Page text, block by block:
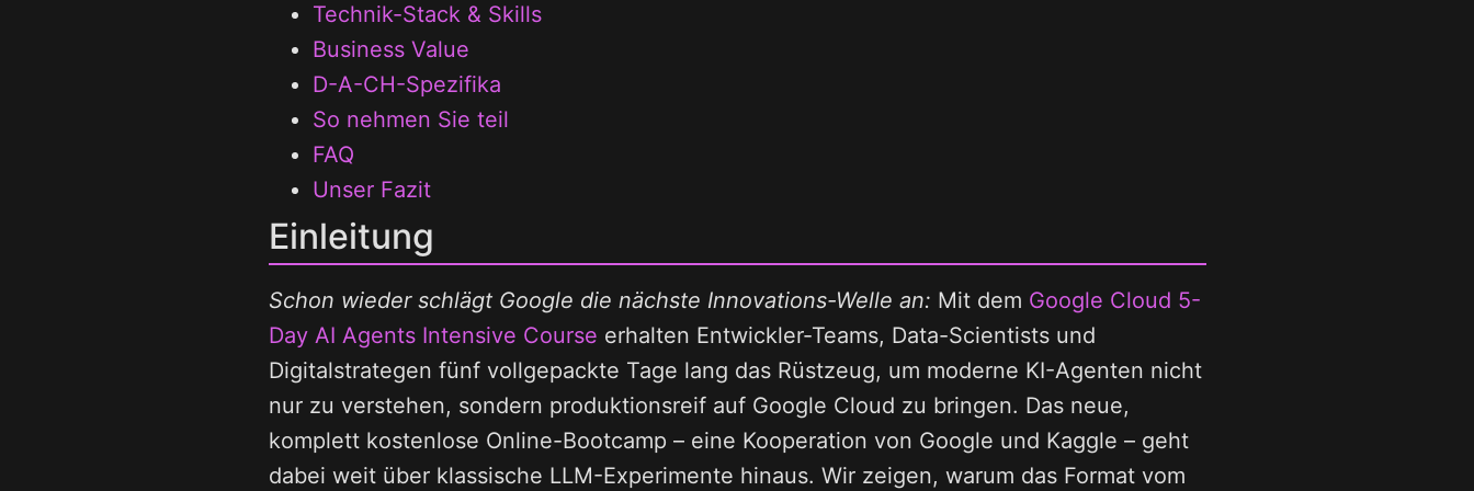
Technik-Stack & Skills
Business Value
D-A-CH-Spezifika
So nehmen Sie teil
FAQ
Unser Fazit
Einleitung
Schon wieder schlägt Google die nächste Innovations-Welle an: Mit dem Google Cloud 5-
Day AI Agents Intensive Course erhalten Entwickler-Teams, Data-Scientists und
Digitalstrategen fünf vollgepackte Tage lang das Rüstzeug, um moderne KI-Agenten nicht
nur zu verstehen, sondern produktionsreif auf Google Cloud zu bringen. Das neue,
komplett kostenlose Online-Bootcamp – eine Kooperation von Google und Kaggle – geht
dabei weit über klassische LLM-Experimente hinaus. Wir zeigen, warum das Format vom